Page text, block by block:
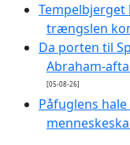
trængslen
Da porten til
Abraham-
[05-08-26]
Påfuglens